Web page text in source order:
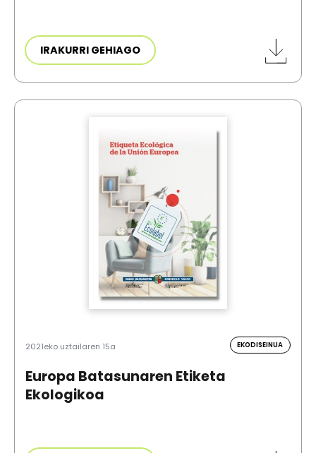
IRAKURRI GEHIAGO
2021eko uztailaren 15a EKODISEINUA
Europa Batasunaren Etiketa
Ekologikoa